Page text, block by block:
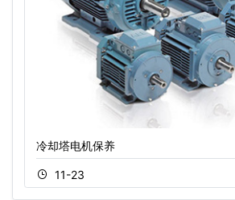
冷却塔电机保养
11-23